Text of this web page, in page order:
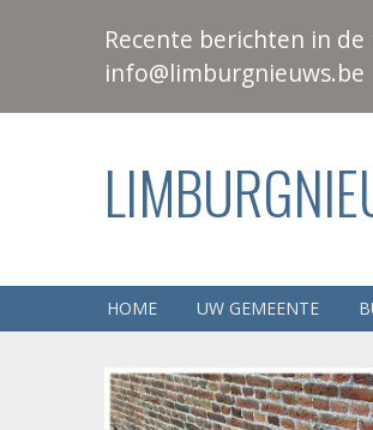
Recente berichten in
info@limburgnieuws.be
HOME UW GEMEENTE